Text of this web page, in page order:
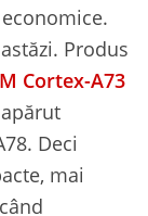
Produs
Cortex-A73
Deci
mai